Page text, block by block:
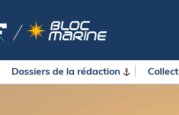
Dossiers de la rédaction